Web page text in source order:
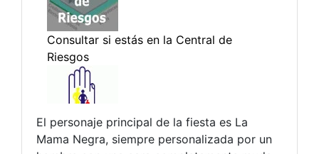
El personaje principal de la fiesta es La
Mama Negra, siempre personalizada por un